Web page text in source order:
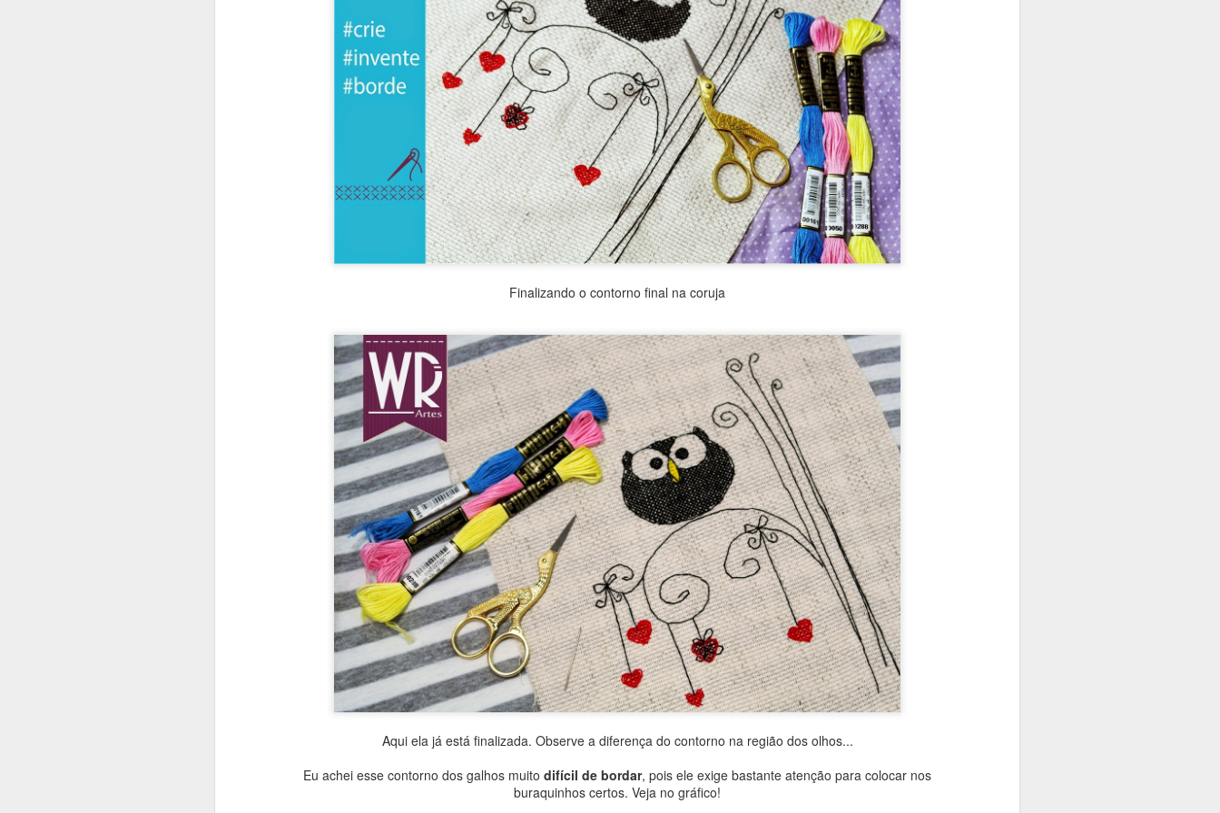
Finalizando o contorno final na coruja
Aqui ela já está finalizada. Observe a diferença do contorno na região dos olhos...
Eu achei esse contorno dos galhos muito difícil de bordar, pois ele exige bastante atenção para colocar nos
buraquinhos certos. Veja no gráfico!
Se quiser baixar o arquivo em formato PDF, para que assim você
consiga extrair a resolução máxima e ampliar o quanto
quiser,CLIQUE AQUI
Obrigado por sua visita e um grande abraço! 👑
Canal Youtube:http://bit.ly/WRartes
Instagram:http://instagram.com/wagnner.reis
Facebook:https://www.facebook.com/wagnerreisss
Postado há10th November 2023porWagner Reis
Marcadores:Freebie Cross Stitch Fácil Gráfico grátis Natal